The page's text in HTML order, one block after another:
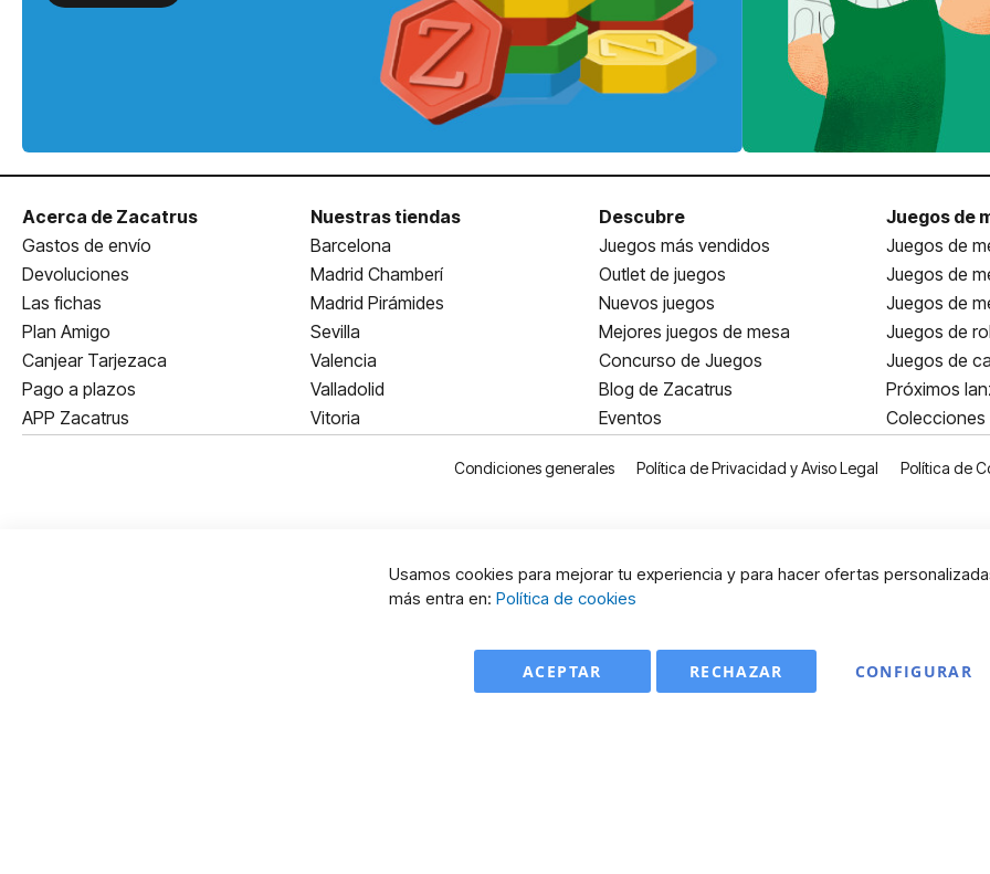
Acerca de Zacatrus
Gastos de envío
Devoluciones
Las fichas
Plan Amigo
Canjear Tarjezaca
Pago a plazos
APP Zacatrus
Nuestras tiendas
Barcelona
Madrid Chamberí
Madrid Pirámides
Sevilla
Valencia
Valladolid
Vitoria
Descubre
Juegos más vendidos
Outlet de juegos
Nuevos juegos
Mejores juegos de mesa
Concurso de Juegos
Blog de Zacatrus
Eventos
Juegos de
Juegos de
Juegos de
Juegos de
Juegos de rol
Juegos de
Próximos
Colecciones
Condiciones generales Política de Privacidad y Aviso Legal Política de
Usamos cookies para mejorar tu experiencia y para hacer ofertas
más entra en: Política de cookies
ACEPTAR CONFIGURAR
RECHAZAR